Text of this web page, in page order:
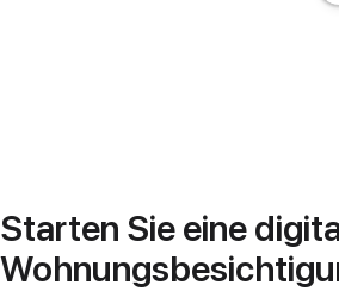
Starten Sie eine